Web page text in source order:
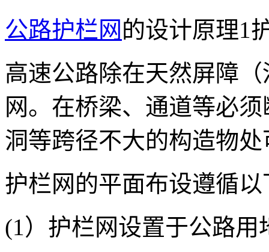
公路护栏网 的设计原理1
高速公路除在天然屏障
网。在桥梁、通道等必
洞等跨径不大的构造物
护栏网的平面布设遵循
(1）护栏网设置于公路用